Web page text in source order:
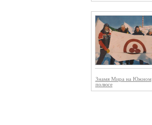
Знамя Мира на Южном
полюсе